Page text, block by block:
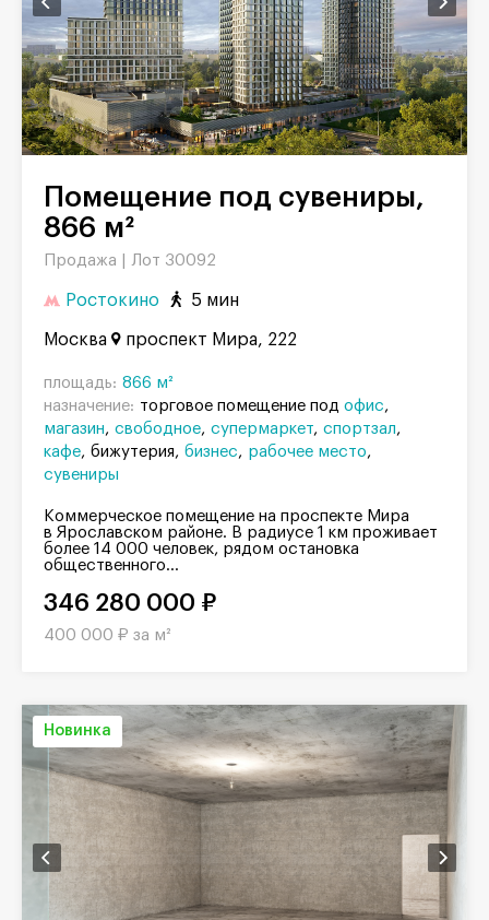
Помещение под сувениры,
866 м²
Продажа | Лот 30092
Ростокино 5 мин
Москва проспект Мира, 222
площадь: 866 м²
назначение: торговое помещение под офис
магазин
свободное супермаркет спортзал
кафе бижутерия бизнес
рабочее место
сувениры
Коммерческое помещение на проспекте Мира
в Ярославском районе. В радиусе 1 км проживает
более 14 000 человек, рядом остановка
общественного...
346 280 000 ₽
400 000 ₽ за м²
Новинка